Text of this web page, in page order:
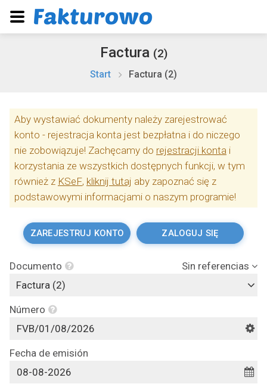
Factura (2)
Start Factura (2)
Aby wystawiać dokumenty należy zarejestrować
konto - rejestracja konta jest bezpłatna i do niczego
nie zobowiązuje! Zachęcamy do rejestracji konta i
korzystania ze wszystkich dostępnych funkcji, w tym
również z KSeF, kliknij tutaj aby zapoznać się z
podstawowymi informacjami o naszym programie!
ZAREJESTRUJ KONTO ZALOGUJ SIĘ
Documento
Sin referencias
Factura (2)
Número
Fecha de emisión